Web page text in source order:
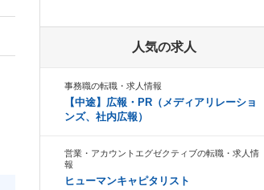
人気の求人
事務職の転職・求人情報
【中途】広報・PR（メディアリレーショ
ンズ、社内広報）
営業・アカウントエグゼクティブの転職・求人情
報
ヒューマンキャピタリスト